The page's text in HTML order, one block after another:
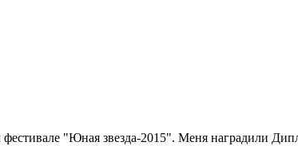
"Юная звезда-2015". Меня наградили